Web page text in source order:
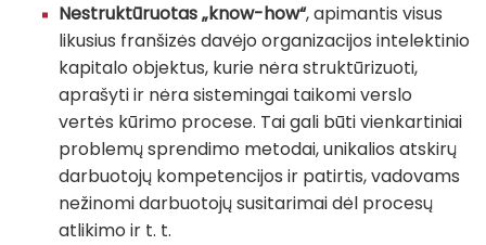
Nestruktūruotas „know-how“, apimantis visus
likusius franšizės davėjo organizacijos intelektinio
kapitalo objektus, kurie nėra struktūrizuoti,
aprašyti ir nėra sistemingai taikomi verslo
vertės kūrimo procese. Tai gali būti vienkartiniai
problemų sprendimo metodai, unikalios atskirų
darbuotojų kompetencijos ir patirtis, vadovams
nežinomi darbuotojų susitarimai dėl procesų
atlikimo ir t. t.